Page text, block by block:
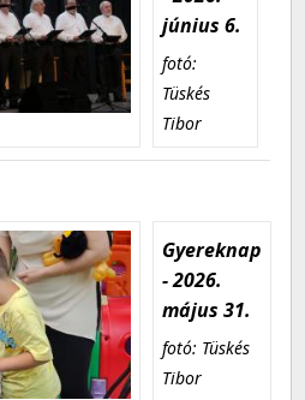
június 6.
fotó:
Tüskés
Tibor
Gyereknap
- 2026.
május 31.
fotó: Tüskés
Tibor